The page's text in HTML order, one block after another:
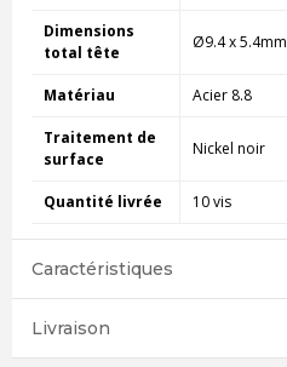
Dimensions
total tête
Ø9.4 x 5.4mm
Matériau Acier 8.8
Traitement de
surface
Nickel noir
Quantité livrée 10 vis
Caractéristiques
Livraison